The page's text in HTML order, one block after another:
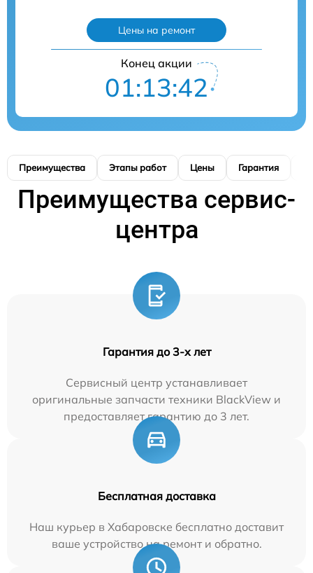
Цены на ремонт
Конец акции
01:13:41
Преимущества Этапы работ Цены Гарантия
Преимущества сервис-
центра
Гарантия до 3-х лет
Сервисный центр устанавливает
оригинальные запчасти техники BlackView и
предоставляет гарантию до 3 лет.
Бесплатная доставка
Наш курьер в Хабаровске бесплатно доставит
ваше устройство на ремонт и обратно.